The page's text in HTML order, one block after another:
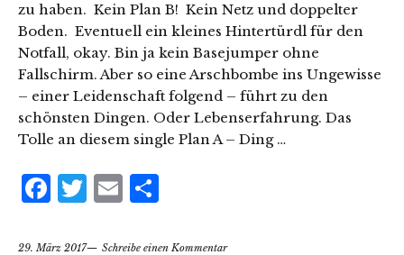
zu haben. Kein Plan B! Kein Netz und doppelter
Boden. Eventuell ein kleines Hintertürdl für den
Notfall, okay. Bin ja kein Basejumper ohne
Fallschirm. Aber so eine Arschbombe ins Ungewisse
– einer Leidenschaft folgend – führt zu den
schönsten Dingen. Oder Lebenserfahrung. Das
Tolle an diesem single Plan A – Ding …
Facebook
Twitter
Email
29. März 2017
Schreibe einen Kommentar